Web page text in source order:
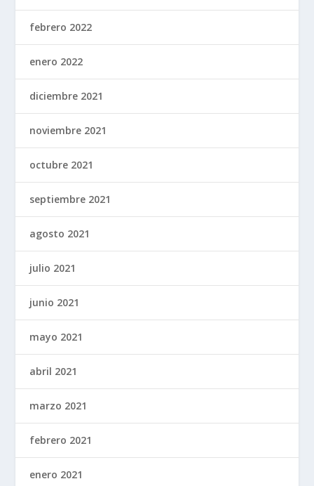
febrero 2022
enero 2022
diciembre 2021
noviembre 2021
octubre 2021
septiembre 2021
agosto 2021
julio 2021
junio 2021
mayo 2021
abril 2021
marzo 2021
febrero 2021
enero 2021